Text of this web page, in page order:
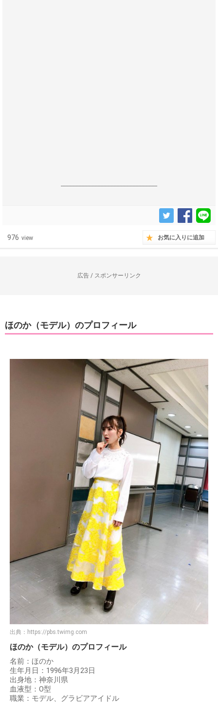
------------------------------------------------------------------
976 view お気に入りに追加
広告 / スポンサーリンク
ほのか（モデル）のプロフィール
出典： https://pbs.twimg.com
ほのか（モデル）のプロフィール
名前：ほのか
生年月日：1996年3月23日
出身地：神奈川県
血液型：O型
職業：モデル、グラビアアイドル